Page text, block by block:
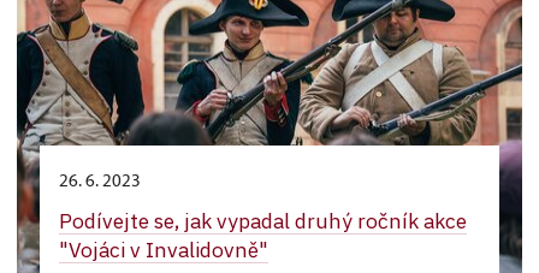
26. 6. 2023
Podívejte se, jak vypadal druhý ročník akce
"Vojáci v Invalidovně"